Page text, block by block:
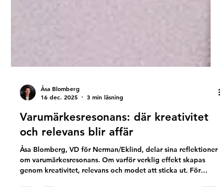
16 dec. 2025
3 min läsning
Varumärkesresonans: där kreativitet
och relevans blir affär
Åsa Blomberg, VD för Nerman/Eklind, delar sina reflektioner